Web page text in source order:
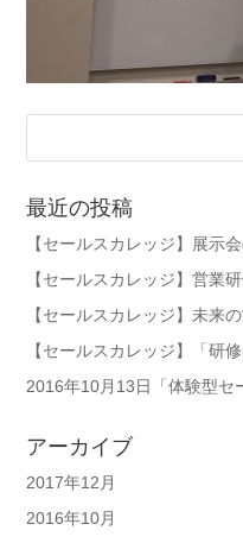
最近の投稿
【セールスカレッジ】展示
【セールスカレッジ】営業
【セールスカレッジ】未来
【セールスカレッジ】「研
2016年10月13日「体験型セ
アーカイブ
2017年12月
2016年10月